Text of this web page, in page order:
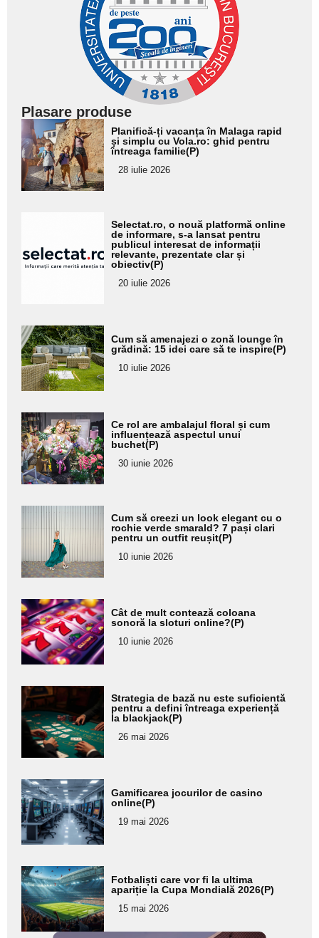
Plasare produse
Adaugă
aici textul
pentru
subtitlu
Planifică-ți vacanța în Malaga rapid
și simplu cu Vola.ro: ghid pentru
întreaga familie(P)
28 iulie 2026
pentru
subtitlu
Selectat.ro, o nouă platformă online
de informare, s-a lansat pentru
publicul interesat de informații
relevante, prezentate clar și
obiectiv(P)
20 iulie 2026
Adaugă
aici textul
pentru
subtitlu
Cum să amenajezi o zonă lounge în
grădină: 15 idei care să te inspire(P)
10 iulie 2026
Adaugă
aici textul
pentru
subtitlu
Ce rol are ambalajul floral și cum
influențează aspectul unui
buchet(P)
30 iunie 2026
Adaugă
aici textul
pentru
subtitlu
Cum să creezi un look elegant cu o
rochie verde smarald? 7 pași clari
pentru un outfit reușit(P)
10 iunie 2026
Adaugă
aici textul
pentru
subtitlu
Cât de mult contează coloana
sonoră la sloturi online?(P)
10 iunie 2026
Adaugă
aici textul
pentru
subtitlu
Strategia de bază nu este suficientă
pentru a defini întreaga experiență
la blackjack(P)
26 mai 2026
Adaugă
aici textul
pentru
subtitlu
Gamificarea jocurilor de casino
online(P)
19 mai 2026
Adaugă
aici textul
pentru
subtitlu
Fotbaliști care vor fi la ultima
apariție la Cupa Mondială 2026(P)
15 mai 2026